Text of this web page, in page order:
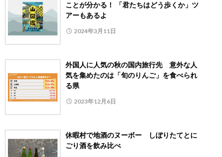
ことが分かる！ 「君たちはどう歩くか」ツ
アーもあるよ
2024年3月11日
外国人に人気の秋の国内旅行先 意外な人
気を集めたのは「旬のりんご」を食べられ
る県
2023年12月6日
休暇村で地酒のヌーボー しぼりたてとに
ごり酒を飲み比べ